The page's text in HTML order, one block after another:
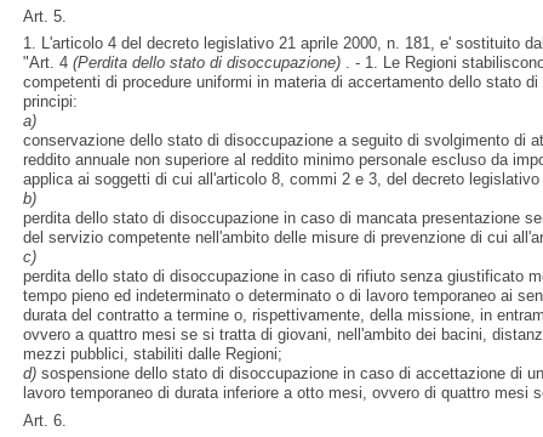
Art. 5.
1. L'articolo 4 del decreto legislativo 21 aprile 2000, n. 181, e' sostituito
"Art. 4 (Perdita dello stato di disoccupazione) . - 1. Le Regioni
competenti di procedure uniformi in materia di accertamento dello stato
principi:
a)
conservazione dello stato di disoccupazione a seguito di svolgimento di
reddito annuale non superiore al reddito minimo personale escluso da
applica ai soggetti di cui all'articolo 8, commi 2 e 3, del decreto
b)
perdita dello stato di disoccupazione in caso di mancata presentazione
del servizio competente nell'ambito delle misure di prevenzione di cui
c)
perdita dello stato di disoccupazione in caso di rifiuto senza giustificato
tempo pieno ed indeterminato o determinato o di lavoro temporaneo ai
durata del contratto a termine o, rispettivamente, della missione, in
ovvero a quattro mesi se si tratta di giovani, nell'ambito dei bacini,
mezzi pubblici, stabiliti dalle Regioni;
d) sospensione dello stato di disoccupazione in caso di accettazione di
lavoro temporaneo di durata inferiore a otto mesi, ovvero di quattro mesi
Art. 6.